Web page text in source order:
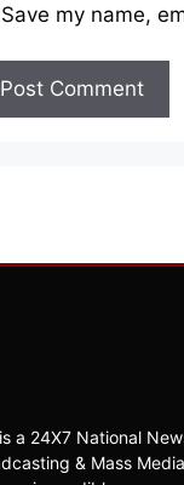
Save my name,
a 24X7 National
& Mass